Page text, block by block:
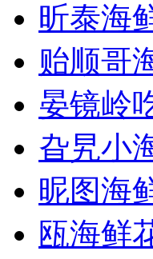
昕泰海
贻顺哥
晏镜岭
旮旯小
昵图海
瓯海鲜